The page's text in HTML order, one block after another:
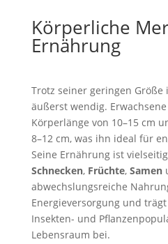
Körperliche
Ernährung
Trotz seiner geringen
äußerst wendig.
Körperlänge von 10–15 cm
8–12 cm, was ihn ideal für
Seine Ernährung ist
Schnecken, Früchte, Samen
abwechslungsreiche
Energieversorgung und
Insekten- und
Lebensraum bei.